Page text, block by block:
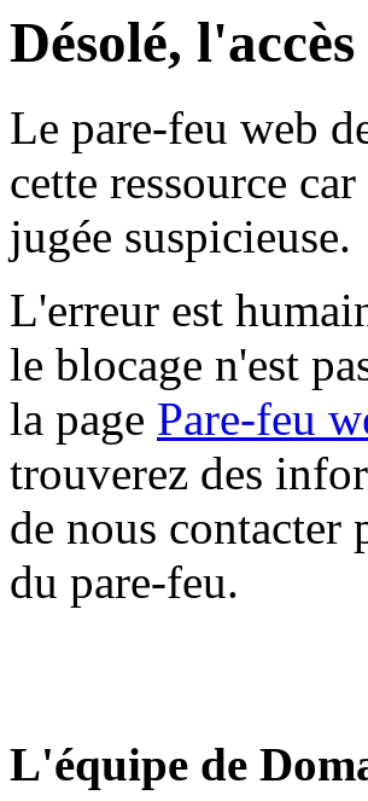
Désolé,
Le pare-feu web
cette ressource
jugée suspicieuse.
L'erreur est
le blocage n'est
la page Pare-feu
trouverez des
de nous contacter
du pare-feu.
L'équipe de